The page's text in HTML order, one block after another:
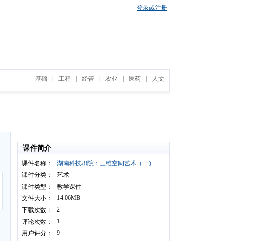
登录或注册
基础 工程 经管 农业 医药 人文
课件简介
课件名称：
湖南科技职院：三维空间艺术（一）
课件分类：
艺术
课件类型：
教学课件
文件大小：
14.06MB
下载次数：
2
评论次数：
1
用户评分：
9